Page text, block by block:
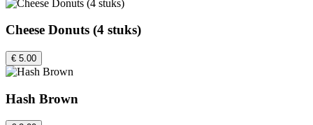
Cheese Donuts (4 stuks)
€ 5.00
Hash Brown